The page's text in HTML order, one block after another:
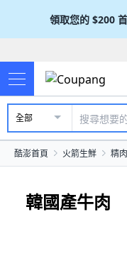
領取您的 $200
全部
酷澎首頁 火箭生鮮 精
韓國產牛肉